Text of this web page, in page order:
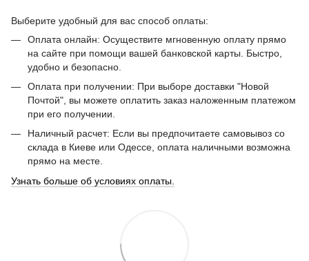
Выберите удобный для вас способ оплаты:
Оплата онлайн: Осуществите мгновенную оплату прямо
на сайте при помощи вашей банковской карты. Быстро,
удобно и безопасно.
Оплата при получении: При выборе доставки "Новой
Почтой", вы можете оплатить заказ наложенным платежом
при его получении.
Наличный расчет: Если вы предпочитаете самовывоз со
склада в Киеве или Одессе, оплата наличными возможна
прямо на месте.
Узнать больше об условиях оплаты.